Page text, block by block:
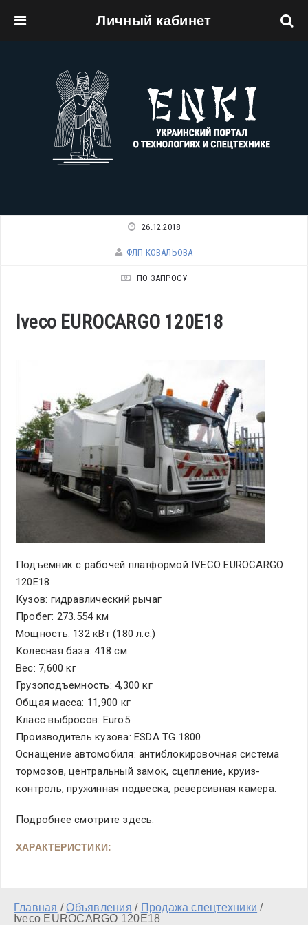
Личный кабинет
26.12.2018
ФЛП КОВАЛЬОВА
ПО ЗАПРОСУ
Iveco EUROCARGO 120E18
Подъемник с рабочей платформой IVECO EUROCARGO
120E18
Кузов: гидравлический рычаг
Пробег: 273.554 км
Мощность: 132 кВт (180 л.с.)
Колесная база: 418 см
Вес: 7,600 кг
Грузоподъемность: 4,300 кг
Общая масса: 11,900 кг
Класс выбросов: Euro5
Производитель кузова: ESDA TG 1800
Оснащение автомобиля: антиблокировочная система
тормозов, центральный замок, сцепление, круиз-
контроль, пружинная подвеска, реверсивная камера.
Подробнее смотрите здесь.
ХАРАКТЕРИСТИКИ:
Главная /Объявления / Продажа спецтехники /
Iveco EUROCARGO 120E18